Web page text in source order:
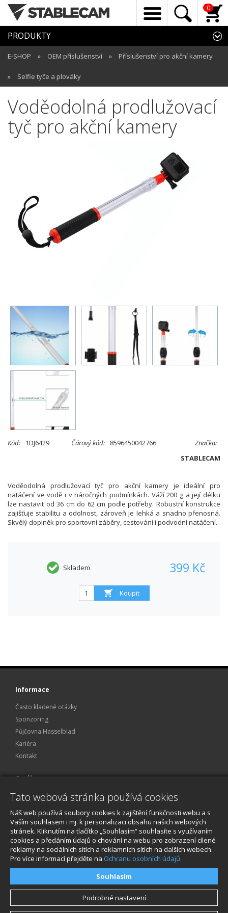
0
PRODUKTY
E-SHOP » OEM příslušenství » Příslušenství pro akční kamery
» Selfie tyče a plováky
Voděodolná prodlužovací
tyč pro akční kamery
Kód: 1DJ6429 Čárový kód: 8596450042766
Značka:
STABLECAM
Voděodolná prodlužovací tyč pro akční kamery je ideální pro
natáčení ve vodě i v náročných podmínkách. Váží 200 g a její délku
lze nastavit od 36 cm do 62 cm podle potřeby. Robustní konstrukce
zajišťuje stabilitu a odolnost, zároveň je lehká a snadno přenosná.
Skvělý doplněk pro sportovní záběry, cestování i podvodní natáčení.
Skladem 399 Kč
Informace
Často kladené otázky
Sponzoring
Půjčovna Hasselblad
Kariéra
Kontakt
O nákupu
Obchodní podmínky
Reklamace a servis
O nákupu
Souhlasím
Podrobné nastavení
Tato webová stránka používá cookies
Náš web používá soubory cookies k zajištění funkčnosti webu a s
Vaším souhlasem i mj. k personalizaci obsahu našich webových
stránek. Kliknutím na tlačítko „Souhlasím“ souhlasíte s využívaním
cookies a předáním údajů o chování na webu pro zobrazení cílené
reklamy na sociálních sítích a reklamních sítích na dalších webech.
Pro více informací přejděte na Ochranu osobních údajů